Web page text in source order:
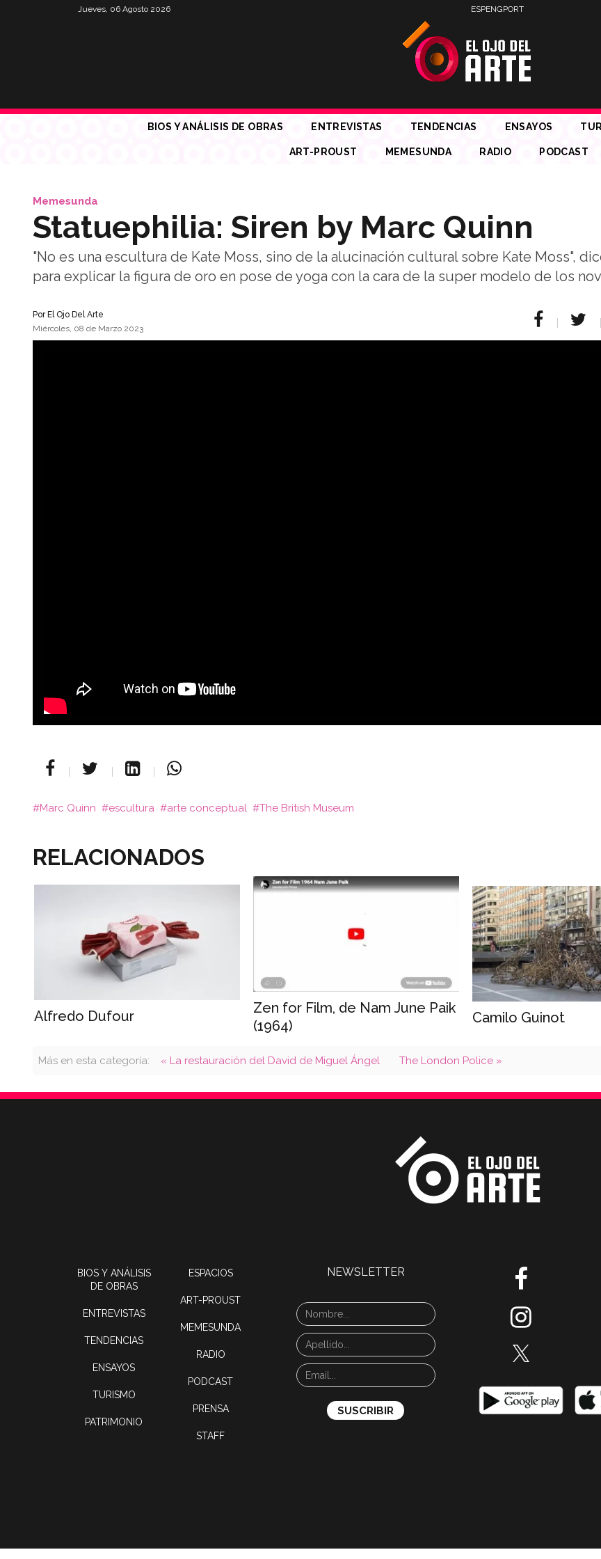
Jueves, 06 Agosto 2026 ESPENGPORT
BIOS Y ANÁLISIS DE OBRAS ENTREVISTAS TENDENCIAS ENSAYOS
ART-PROUST MEMESUNDA RADIO PODCAST
Memesunda
Statuephilia: Siren by Marc Quinn
"No es una escultura de Kate Moss, sino de la alucinación cultural sobre Kate Moss",
para explicar la figura de oro en pose de yoga con la cara de la super modelo de los
PorEl Ojo Del Arte
Miércoles, 08 de Marzo 2023
Marc Quinn escultura arte conceptual The British Museum
RELACIONADOS
Alfredo Dufour
Zen for Film, de Nam June Paik
(1964)
Camilo Guinot
Más en esta categoría: « La restauración del David de Miguel Ángel The London Police »
BIOS Y ANÁLISIS
DE OBRAS
ENTREVISTAS
TENDENCIAS
ENSAYOS
TURISMO
PATRIMONIO
ESPACIOS
ART-PROUST
MEMESUNDA
RADIO
PODCAST
PRENSA
STAFF
NEWSLETTER